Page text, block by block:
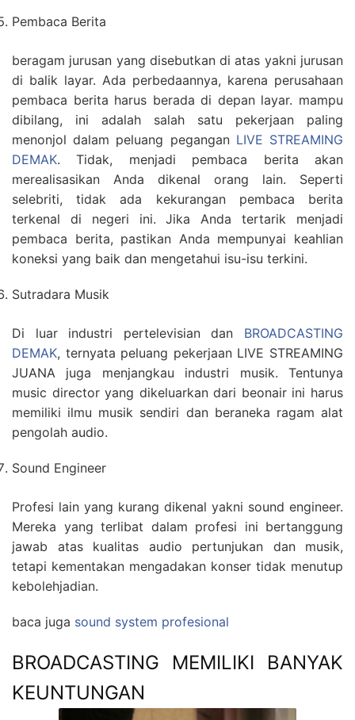
Pembaca Berita
beragam jurusan yang disebutkan di atas yakni jurusan
di balik layar. Ada perbedaannya, karena perusahaan
pembaca berita harus berada di depan layar. mampu
dibilang, ini adalah salah satu pekerjaan paling
menonjol dalam peluang pegangan LIVE STREAMING
DEMAK. Tidak, menjadi pembaca berita akan
merealisasikan Anda dikenal orang lain. Seperti
selebriti, tidak ada kekurangan pembaca berita
terkenal di negeri ini. Jika Anda tertarik menjadi
pembaca berita, pastikan Anda mempunyai keahlian
koneksi yang baik dan mengetahui isu-isu terkini.
Sutradara Musik
Di luar industri pertelevisian dan BROADCASTING
DEMAK, ternyata peluang pekerjaan LIVE STREAMING
JUANA juga menjangkau industri musik. Tentunya
music director yang dikeluarkan dari beonair ini harus
memiliki ilmu musik sendiri dan beraneka ragam alat
pengolah audio.
Sound Engineer
Profesi lain yang kurang dikenal yakni sound engineer.
Mereka yang terlibat dalam profesi ini bertanggung
jawab atas kualitas audio pertunjukan dan musik,
tetapi kementakan mengadakan konser tidak menutup
kebolehjadian.
baca juga sound system profesional
BROADCASTING MEMILIKI BANYAK
KEUNTUNGAN